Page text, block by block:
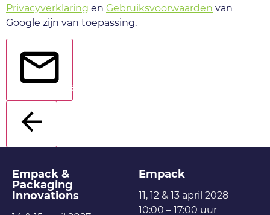
Privacyverklaring en Gebruiksvoorwaarden van
Google zijn van toepassing.
Verstuur
Terug
Empack &
Packaging
Innovations
Empack
11, 12 & 13 april 2028
10:00 – 17:00 uur